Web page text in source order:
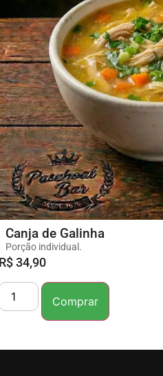
Canja de Galinha
Porção individual.
R$ 34,90
Comprar